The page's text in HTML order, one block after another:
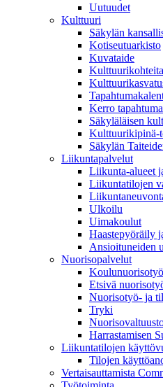
Uutuudet
Kulttuuri
Säkylän
Kotiseutuarkisto
Kuvataide
Kulttuurikohteita
Kerro
Säkyläläisen
Kulttuurikipinä-
Säkylän
Liikuntapalvelut
Liikunta-alueet
Liikuntatilojen
Ulkoilu
Uimakoulut
Haastepyöräily
Ansioituneiden
Nuorisopalvelut
Koulunuorisotyö
Etsivä
Nuorisotyö- ja
Tryki
Harrastamisen
Liikuntatilojen
Tilojen
Vertaisauttamista